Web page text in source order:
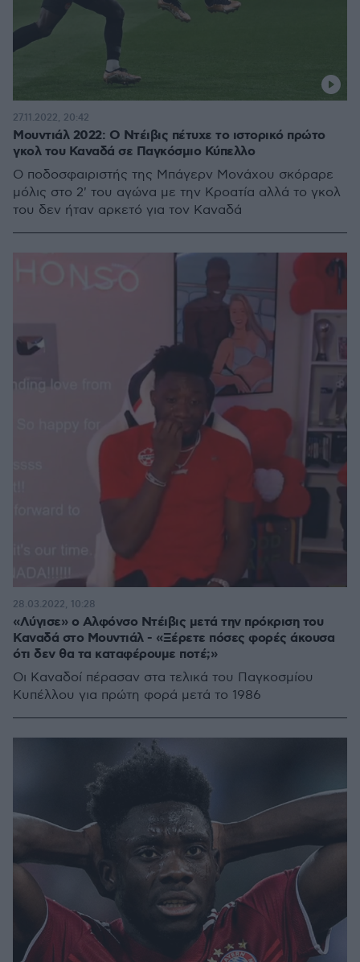
Μουντιάλ 2022: Ο Ντέιβις πέτυχε το ιστορικό πρώτο
γκολ του Καναδά σε Παγκόσμιο Κύπελλο
Ο ποδοσφαιριστής της Μπάγερν Μονάχου σκόραρε
μόλις στο 2' του αγώνα με την Κροατία αλλά το γκολ
του δεν ήταν αρκετό για τον Καναδά
27.11.2022, 20:42
«Λύγισε» ο Αλφόνσο Ντέιβις μετά την πρόκριση του
Καναδά στο Μουντιάλ - «Ξέρετε πόσες φορές άκουσα
ότι δεν θα τα καταφέρουμε ποτέ;»
Οι Καναδοί πέρασαν στα τελικά του Παγκοσμίου
Κυπέλλου για πρώτη φορά μετά το 1986
28.03.2022, 10:28